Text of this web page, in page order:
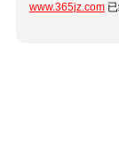
www.365jz.com